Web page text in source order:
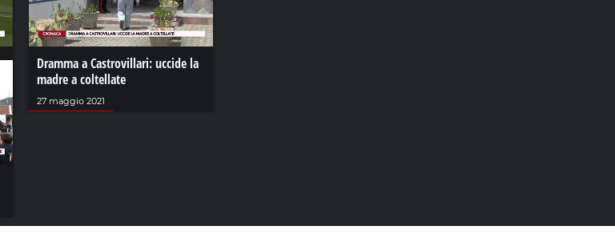
Dramma a Castrovillari: uccide la
madre a coltellate
27 maggio 2021